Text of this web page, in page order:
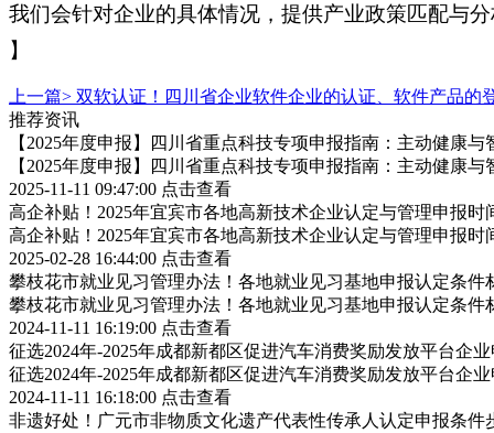
我们会针对企业的具体情况，提供产业政策匹配与
】
上一篇> 双软认证！四川省企业软件企业的认证、软件产品的
推荐资讯
【2025年度申报】四川省重点科技专项申报指南：主动健康与
【2025年度申报】四川省重点科技专项申报指南：主动健康与
2025-11-11 09:47:00 点击查看
高企补贴！2025年宜宾市各地高新技术企业认定与管理申报
高企补贴！2025年宜宾市各地高新技术企业认定与管理申报
2025-02-28 16:44:00 点击查看
攀枝花市就业见习管理办法！各地就业见习基地申报认定条件
攀枝花市就业见习管理办法！各地就业见习基地申报认定条件
2024-11-11 16:19:00 点击查看
征选2024年-2025年成都新都区促进汽车消费奖励发放平台企
征选2024年-2025年成都新都区促进汽车消费奖励发放平台企
2024-11-11 16:18:00 点击查看
非遗好处！广元市非物质文化遗产代表性传承人认定申报条件